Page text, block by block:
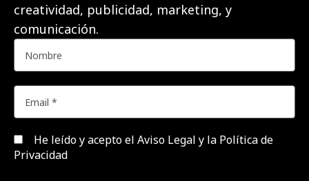
creatividad, publicidad, marketing, y
comunicación.
He leído y acepto el Aviso Legal y la Política de
Privacidad